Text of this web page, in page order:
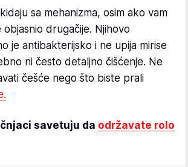
sa mehanizma, osim ako vam
drugačije. Njihovo
je antibakterijsko i ne upija mirise
ni često detaljno čišćenje. Ne
češće nego što biste prali
savetuju da održavate rolo